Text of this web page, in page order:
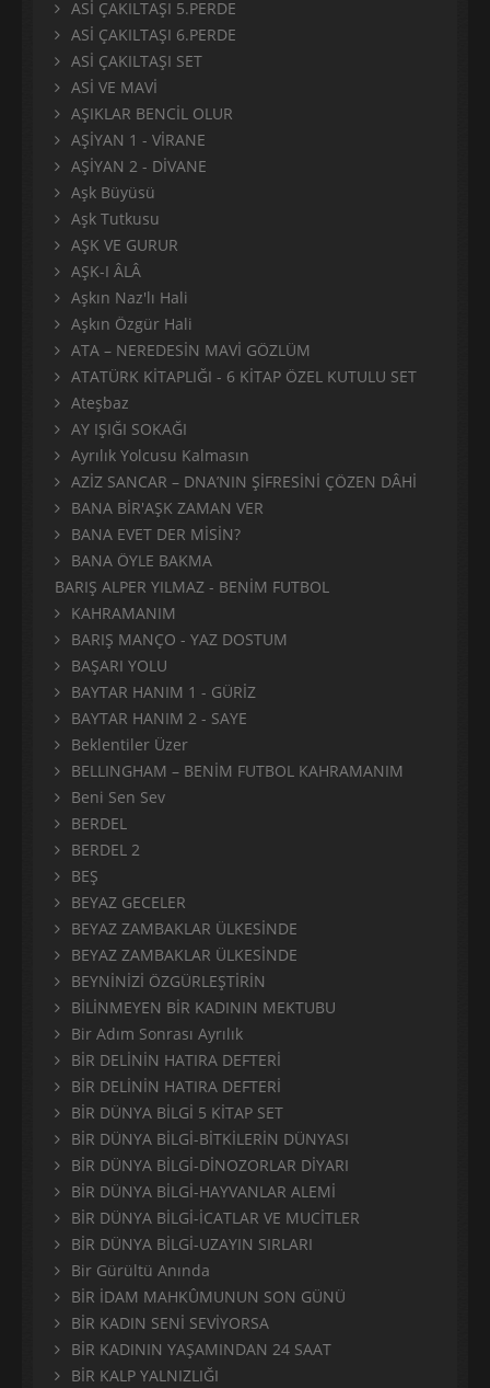
ASİ ÇAKILTAŞI 5.PERDE
ASİ ÇAKILTAŞI 6.PERDE
ASİ ÇAKILTAŞI SET
ASİ VE MAVİ
AŞIKLAR BENCİL OLUR
AŞİYAN 1 - VİRANE
AŞİYAN 2 - DİVANE
Aşk Büyüsü
Aşk Tutkusu
AŞK VE GURUR
AŞK-I ÂLÂ
Aşkın Naz'lı Hali
Aşkın Özgür Hali
ATA – NEREDESİN MAVİ GÖZLÜM
ATATÜRK KİTAPLIĞI - 6 KİTAP ÖZEL KUTULU SET
Ateşbaz
AY IŞIĞI SOKAĞI
Ayrılık Yolcusu Kalmasın
AZİZ SANCAR – DNA’NIN ŞİFRESİNİ ÇÖZEN DÂHİ
BANA BİR'AŞK ZAMAN VER
BANA EVET DER MİSİN?
BANA ÖYLE BAKMA
BARIŞ ALPER YILMAZ - BENİM FUTBOL
KAHRAMANIM
BARIŞ MANÇO - YAZ DOSTUM
BAŞARI YOLU
BAYTAR HANIM 1 - GÜRİZ
BAYTAR HANIM 2 - SAYE
Beklentiler Üzer
BELLINGHAM – BENİM FUTBOL KAHRAMANIM
Beni Sen Sev
BERDEL
BERDEL 2
BEŞ
BEYAZ GECELER
BEYAZ ZAMBAKLAR ÜLKESİNDE
BEYAZ ZAMBAKLAR ÜLKESİNDE
BEYNİNİZİ ÖZGÜRLEŞTİRİN
BİLİNMEYEN BİR KADININ MEKTUBU
Bir Adım Sonrası Ayrılık
BİR DELİNİN HATIRA DEFTERİ
BİR DELİNİN HATIRA DEFTERİ
BİR DÜNYA BİLGİ 5 KİTAP SET
BİR DÜNYA BİLGİ-BİTKİLERİN DÜNYASI
BİR DÜNYA BİLGİ-DİNOZORLAR DİYARI
BİR DÜNYA BİLGİ-HAYVANLAR ALEMİ
BİR DÜNYA BİLGİ-İCATLAR VE MUCİTLER
BİR DÜNYA BİLGİ-UZAYIN SIRLARI
Bir Gürültü Anında
BİR İDAM MAHKÛMUNUN SON GÜNÜ
BİR KADIN SENİ SEVİYORSA
BİR KADININ YAŞAMINDAN 24 SAAT
BİR KALP YALNIZLIĞI